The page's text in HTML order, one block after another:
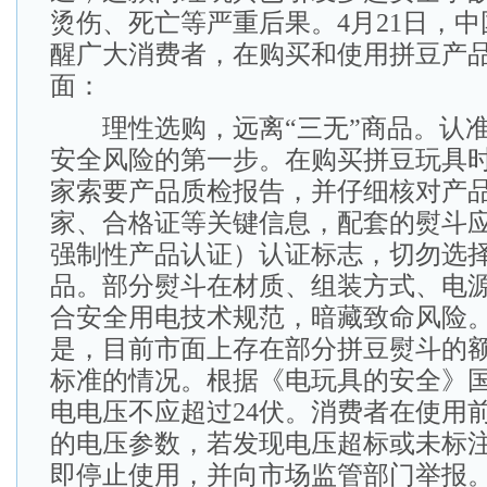
烫伤、死亡等严重后果。4月21日，
醒广大消费者，在购买和使用拼豆产
面：
理性选购，远离“三无”商品。认
安全风险的第一步。在购买拼豆玩具
家索要产品质检报告，并仔细核对产
家、合格证等关键信息，配套的熨斗
强制性产品认证）认证标志，切勿选
品。部分熨斗在材质、组装方式、电
合安全用电技术规范，暗藏致命风险
是，目前市面上存在部分拼豆熨斗的
标准的情况。根据《电玩具的安全》
电电压不应超过24伏。消费者在使用
的电压参数，若发现电压超标或未标
即停止使用，并向市场监管部门举报